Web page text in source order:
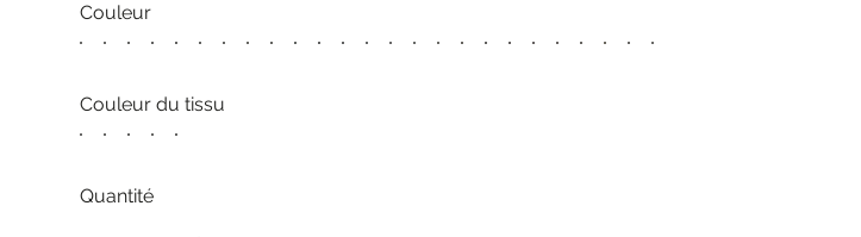
Couleur
Couleur du tissu
Quantité